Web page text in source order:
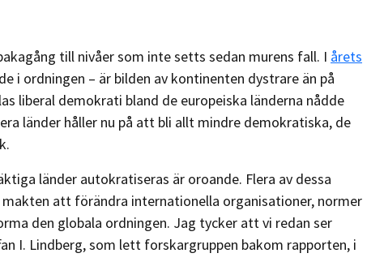
till nivåer som inte setts sedan murens fall. I årets
i ordningen – är bilden av kontinenten dystrare än på
liberal demokrati bland de europeiska länderna nådde
länder håller nu på att bli allt mindre demokratiska, de
länder autokratiseras är oroande. Flera av dessa
att förändra internationella organisationer, normer
den globala ordningen. Jag tycker att vi redan ser
I. Lindberg, som lett forskargruppen bakom rapporten, i